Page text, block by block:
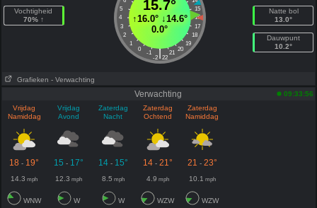
Vochtigheid
70% ↑
5
15
4
16
3
17
2
18
1
19
0
20
-1 21
|
-2 22
15.7°
↑16.0°↓14.6°
0.0°
Natte bol
13.0°
Dauwpunt
10.2°
Grafieken - Verwachting
Verwachting
09:33:56
Vrijdag
Namiddag
Vrijdag
Avond
Zaterdag
Nacht
Zaterdag
Ochtend
Zaterdag
Namiddag
18 - 19° 15 - 17° 14- 15° 14- 21° 21 - 23°
14.3 mph 12.3 mph 8.5 mph 4.9 mph 10.1 mph
WNW W W WZW WZW